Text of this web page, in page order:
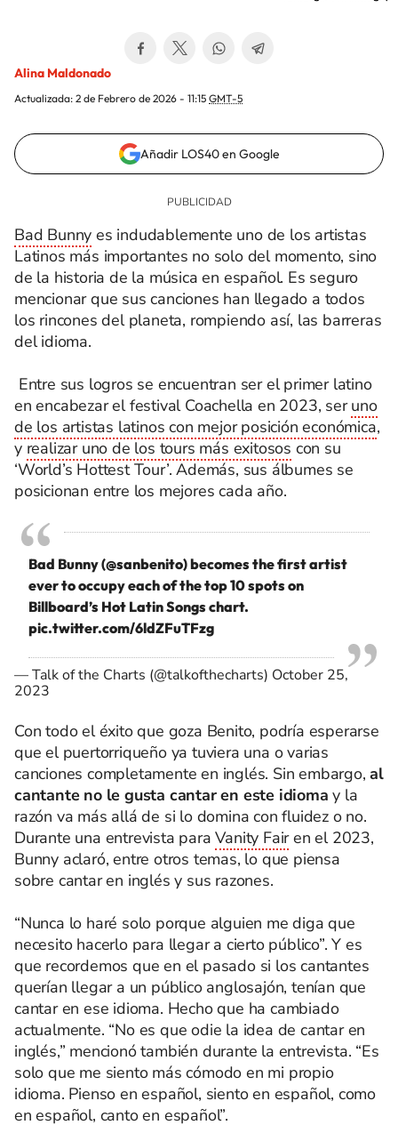
Alina Maldonado
Actualizada: 2 de Febrero de 2026 - 11:15 GMT-5
Añadir LOS40 en Google
Bad Bunny es indudablemente uno de los artistas
Latinos más importantes no solo del momento, sino
de la historia de la música en español. Es seguro
mencionar que sus canciones han llegado a todos
los rincones del planeta, rompiendo así, las barreras
del idioma.
Entre sus logros se encuentran ser el primer latino
en encabezar el festival Coachella en 2023, seruno
de los artistas latinos con mejor posición económica,
y realizar uno de los tours más exitosos con su
‘World’s Hottest Tour’. Además, sus álbumes se
posicionan entre los mejores cada año.
Bad Bunny (@sanbenito) becomes the first artist
ever to occupy each of the top 10 spots on
Billboard’s Hot Latin Songs chart.
pic.twitter.com/6ldZFuTFzg
— Talk of the Charts (@talkofthecharts) October 25,
2023
Con todo el éxito que goza Benito, podría esperarse
que el puertorriqueño ya tuviera una o varias
canciones completamente en inglés. Sin embargo,al
cantante no le gusta cantar en este idioma y la
razón va más allá de si lo domina con fluidez o no.
Durante una entrevista paraVanity Fairen el 2023,
Bunny aclaró, entre otros temas, lo que piensa
sobre cantar en inglés y sus razones.
“Nunca lo haré solo porque alguien me diga que
necesito hacerlo para llegar a cierto público”. Y es
que recordemos que en el pasado si los cantantes
querían llegar a un público anglosajón, tenían que
cantar en ese idioma. Hecho que ha cambiado
actualmente. “No es que odie la idea de cantar en
inglés,” mencionó también durante la entrevista. “Es
solo que me siento más cómodo en mi propio
idioma. Pienso en español, siento en español, como
en español, canto en español”.